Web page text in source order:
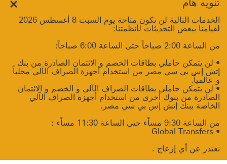
تنويه هام
Close
الخدمات التالية لن تكون متاحة يوم السبت 8 أغسطس 2026
لقيامنا ببعض التحديثات لأنظمتنا:
من الساعة 2:00 صباحاً حتى الساعة 6:00 صباحاً:
• لن يتمكن حاملي بطاقات الخصم و الائتمان الصادرة من بنك
إتش إس بي سي مصر من استخدام أجهزة الصراف الآلي محلياً
و عالمياً.
• لن يتمكن حاملي بطاقات الصراف الآلي و الخصم و الائتمان
الصادرة من بنوك أخرى من استخدام أجهزة الصراف الآلي
الخاصة ببنك إتش إس بي سي مصر.
من الساعة 9:30 مساًء حتى الساعة 11:30 مساًء :
• Global Transfers
نعتذر عن أي إزعاج .